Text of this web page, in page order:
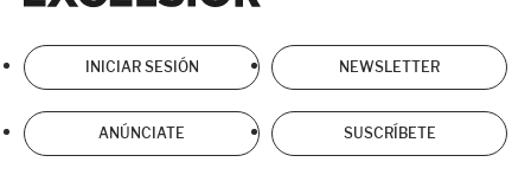
INICIAR SESIÓN NEWSLETTER
ANÚNCIATE SUSCRÍBETE